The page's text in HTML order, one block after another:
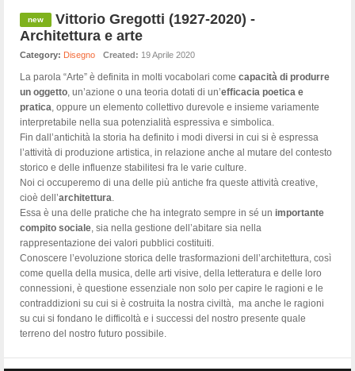
Vittorio Gregotti (1927-2020) -
Architettura e arte
Category: Disegno Created: 19 Aprile 2020
La parola “Arte” è definita in molti vocabolari come capacità di produrre
un oggetto, un’azione o una teoria dotati di un’efficacia poetica e
pratica, oppure un elemento collettivo durevole e insieme variamente
interpretabile nella sua potenzialità espressiva e simbolica.
Fin dall’antichità la storia ha definito i modi diversi in cui si è espressa
l’attività di produzione artistica, in relazione anche al mutare del contesto
storico e delle influenze stabilitesi fra le varie culture.
Noi ci occuperemo di una delle più antiche fra queste attività creative,
cioè dell’architettura.
Essa è una delle pratiche che ha integrato sempre in sé un importante
compito sociale, sia nella gestione dell’abitare sia nella
rappresentazione dei valori pubblici costituiti.
Conoscere l’evoluzione storica delle trasformazioni dell’architettura, così
come quella della musica, delle arti visive, della letteratura e delle loro
connessioni, è questione essenziale non solo per capire le ragioni e le
contraddizioni su cui si è costruita la nostra civiltà, ma anche le ragioni
su cui si fondano le difficoltà e i successi del nostro presente quale
terreno del nostro futuro possibile.